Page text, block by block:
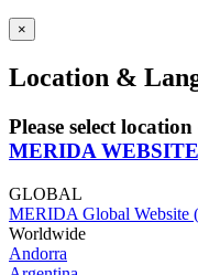
×
Location &
Please select
MERIDA WEBSITE
GLOBAL
MERIDA Global Website
Worldwide
Andorra